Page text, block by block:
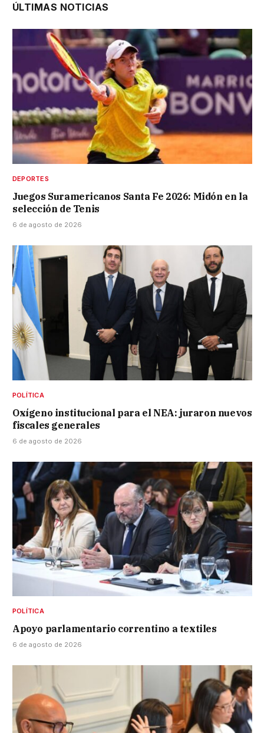
ÚLTIMAS NOTICIAS
DEPORTES
Juegos Suramericanos Santa Fe 2026: Midón en la
selección de Tenis
6 de agosto de 2026
POLÍTICA
Oxígeno institucional para el NEA: juraron nuevos
fiscales generales
6 de agosto de 2026
POLÍTICA
Apoyo parlamentario correntino a textiles
6 de agosto de 2026